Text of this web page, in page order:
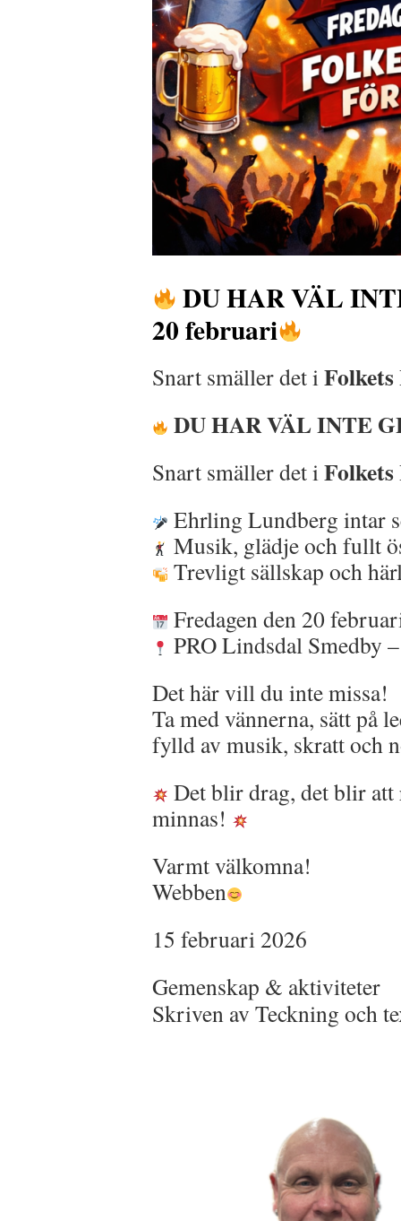
DU HAR VÄL
20 februari
Snart smäller det i
DU HAR VÄL INTE
Snart smäller det i
Ehrling Lundberg intar
Musik, glädje och fullt
Trevligt sällskap och
Fredagen den 20
PRO Lindsdal Smedby
Det här vill du inte missa!
Ta med vännerna, sätt på
fylld av musik, skratt och
Det blir drag, det blir
minnas!
Varmt välkomna!
Webben
15 februari 2026
Gemenskap & aktiviteter
Skriven av Teckning och